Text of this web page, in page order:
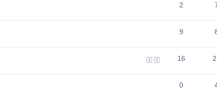
2
9
1 2 16
0